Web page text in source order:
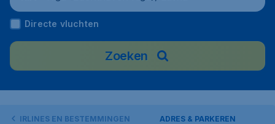
Directe vluchten
Zoeken
AIRLINES EN BESTEMMINGEN ADRES & PARKEREN